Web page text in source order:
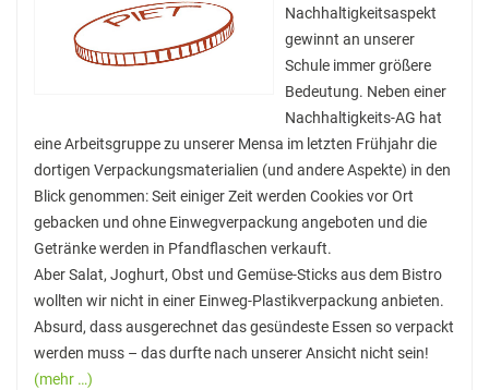
Nachhaltigkeitsaspekt
gewinnt an unserer
Schule immer größere
Bedeutung. Neben einer
Nachhaltigkeits-AG hat
eine Arbeitsgruppe zu unserer Mensa im letzten Frühjahr die
dortigen Verpackungsmaterialien (und andere Aspekte) in den
Blick genommen: Seit einiger Zeit werden Cookies vor Ort
gebacken und ohne Einwegverpackung angeboten und die
Getränke werden in Pfandflaschen verkauft.
Aber Salat, Joghurt, Obst und Gemüse-Sticks aus dem Bistro
wollten wir nicht in einer Einweg-Plastikverpackung anbieten.
Absurd, dass ausgerechnet das gesündeste Essen so verpackt
werden muss – das durfte nach unserer Ansicht nicht sein!
(mehr …)